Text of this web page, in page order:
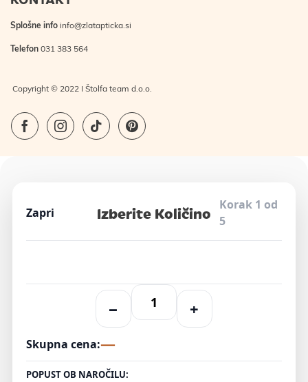
Splošne info info@zlatapticka.si
Telefon 031 383 564
Copyright © 2022 I Štolfa team d.o.o.
Zapri Izberite Količino
Korak 1 od
5
− +
Skupna cena:—
POPUST OB NAROČILU: